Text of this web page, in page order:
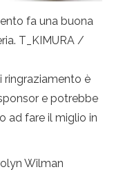
fa una buona
T_KIMURA /
ringraziamento è
e potrebbe
ad fare il miglio in
Wilman